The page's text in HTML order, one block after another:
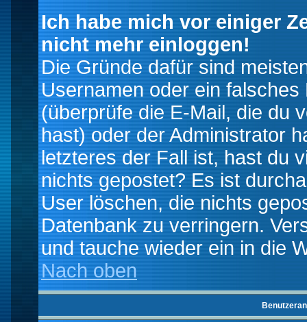
Ich habe mich vor einiger
nicht mehr einloggen!
Die Gründe dafür sind
Usernamen oder ein
(überprüfe die E-Mail, die du
hast) oder der Administrator
letzteres der Fall ist, hast du
nichts gepostet? Es ist
User löschen, die nichts
Datenbank zu verringern.
und tauche wieder ein in die
Nach oben